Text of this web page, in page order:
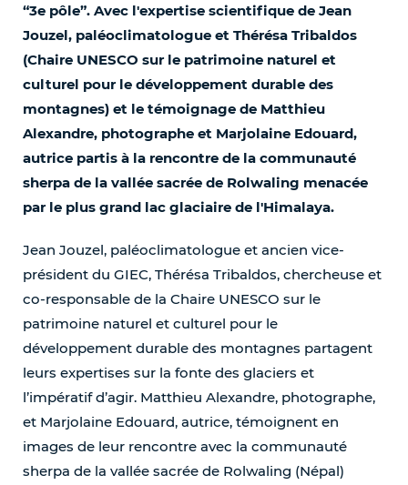
“3e pôle”. Avec l'expertise scientifique de Jean
Jouzel, paléoclimatologue et Thérésa Tribaldos
(Chaire UNESCO sur le patrimoine naturel et
culturel pour le développement durable des
montagnes) et le témoignage de Matthieu
Alexandre, photographe et Marjolaine Edouard,
autrice partis à la rencontre de la communauté
sherpa de la vallée sacrée de Rolwaling menacée
par le plus grand lac glaciaire de l'Himalaya.
Jean Jouzel, paléoclimatologue et ancien vice-
président du GIEC, Thérésa Tribaldos, chercheuse et
co-responsable de la Chaire UNESCO sur le
patrimoine naturel et culturel pour le
développement durable des montagnes partagent
leurs expertises sur la fonte des glaciers et
l’impératif d’agir. Matthieu Alexandre, photographe,
et Marjolaine Edouard, autrice, témoignent en
images de leur rencontre avec la communauté
sherpa de la vallée sacrée de Rolwaling (Népal)